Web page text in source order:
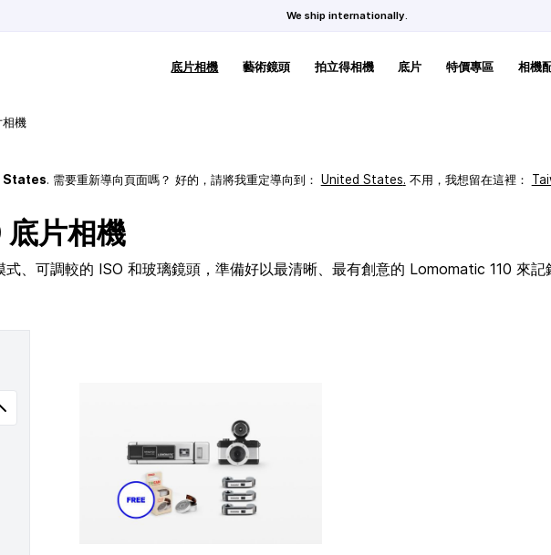
We ship internationally.
底片相機 藝術鏡頭 拍立得相機 底片 特價專區 相機
機
States. 需要重新導向頁面嗎？ 好的，請將我重定導向到： United States. 不用，我想留在這裡：
片相機
、可調較的 ISO 和玻璃鏡頭，準備好以最清晰、最有創意的 Lomomatic 110 來記